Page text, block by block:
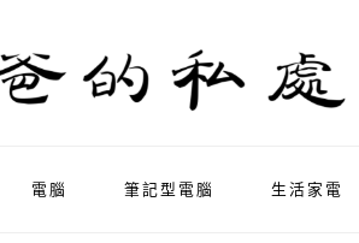
電腦 筆記型電腦 生活家電